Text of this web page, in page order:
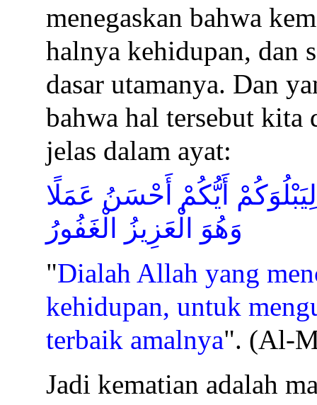
menegaskan bahwa
halnya kehidupan, dan
dasar utamanya. Dan
bahwa hal tersebut kita
jelas dalam ayat:
أَيُّكُمْ أَحْسَنُ عَمَلًا
وَهُوَ الْعَزِيزُ الْغَفُورُ
"Dialah Allah yang
kehidupan, untuk
terbaik amalnya". (Al-
Jadi kematian adalah